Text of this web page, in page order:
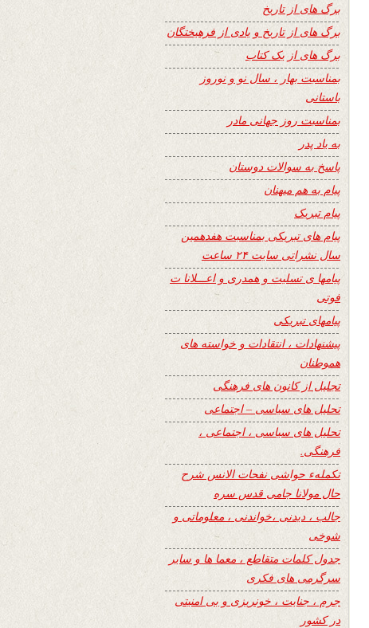
برگ های از تاریخ
برگ های از تاریخ و یادی از فرهیختگان
برگ های از یک کتاب
بمناسبت بهار ، سال نو و نوروز
باستانی
بمناسبت روز جهانی مادر
به یاد پدر
پاسخ به سوالات دوستان
پیام به هم میهنان
پیام تبریک
پیام های تبریکی بمناسبت هفدهمین
سال نشراتی سایت ۲۴ ساعت
پیامها ی تسلیت و همدری و اعـــلانا ت
فوتی
پیامهای تبریکی
پیشنهادات ، انتقادات و خواسته های
هموطنان
تجلیل از کانون های فرهنگی
تحلیل های سیاسی – اجتماعی
تحلیل های سیاسی ، اجتماعی ،
فرهنگی.
تکملهء حواشی نفحات الانس شرح
حال مولانا جامی قدس سره
جالب ، دیدنی ،خواندنی ، معلوماتی و
شوخی
جدول کلمات متقاطع ، معما ها و سایر
سرگرمی های فکری
جرم ، جنایت ، خونریزی و بی امنیتی
در کشور